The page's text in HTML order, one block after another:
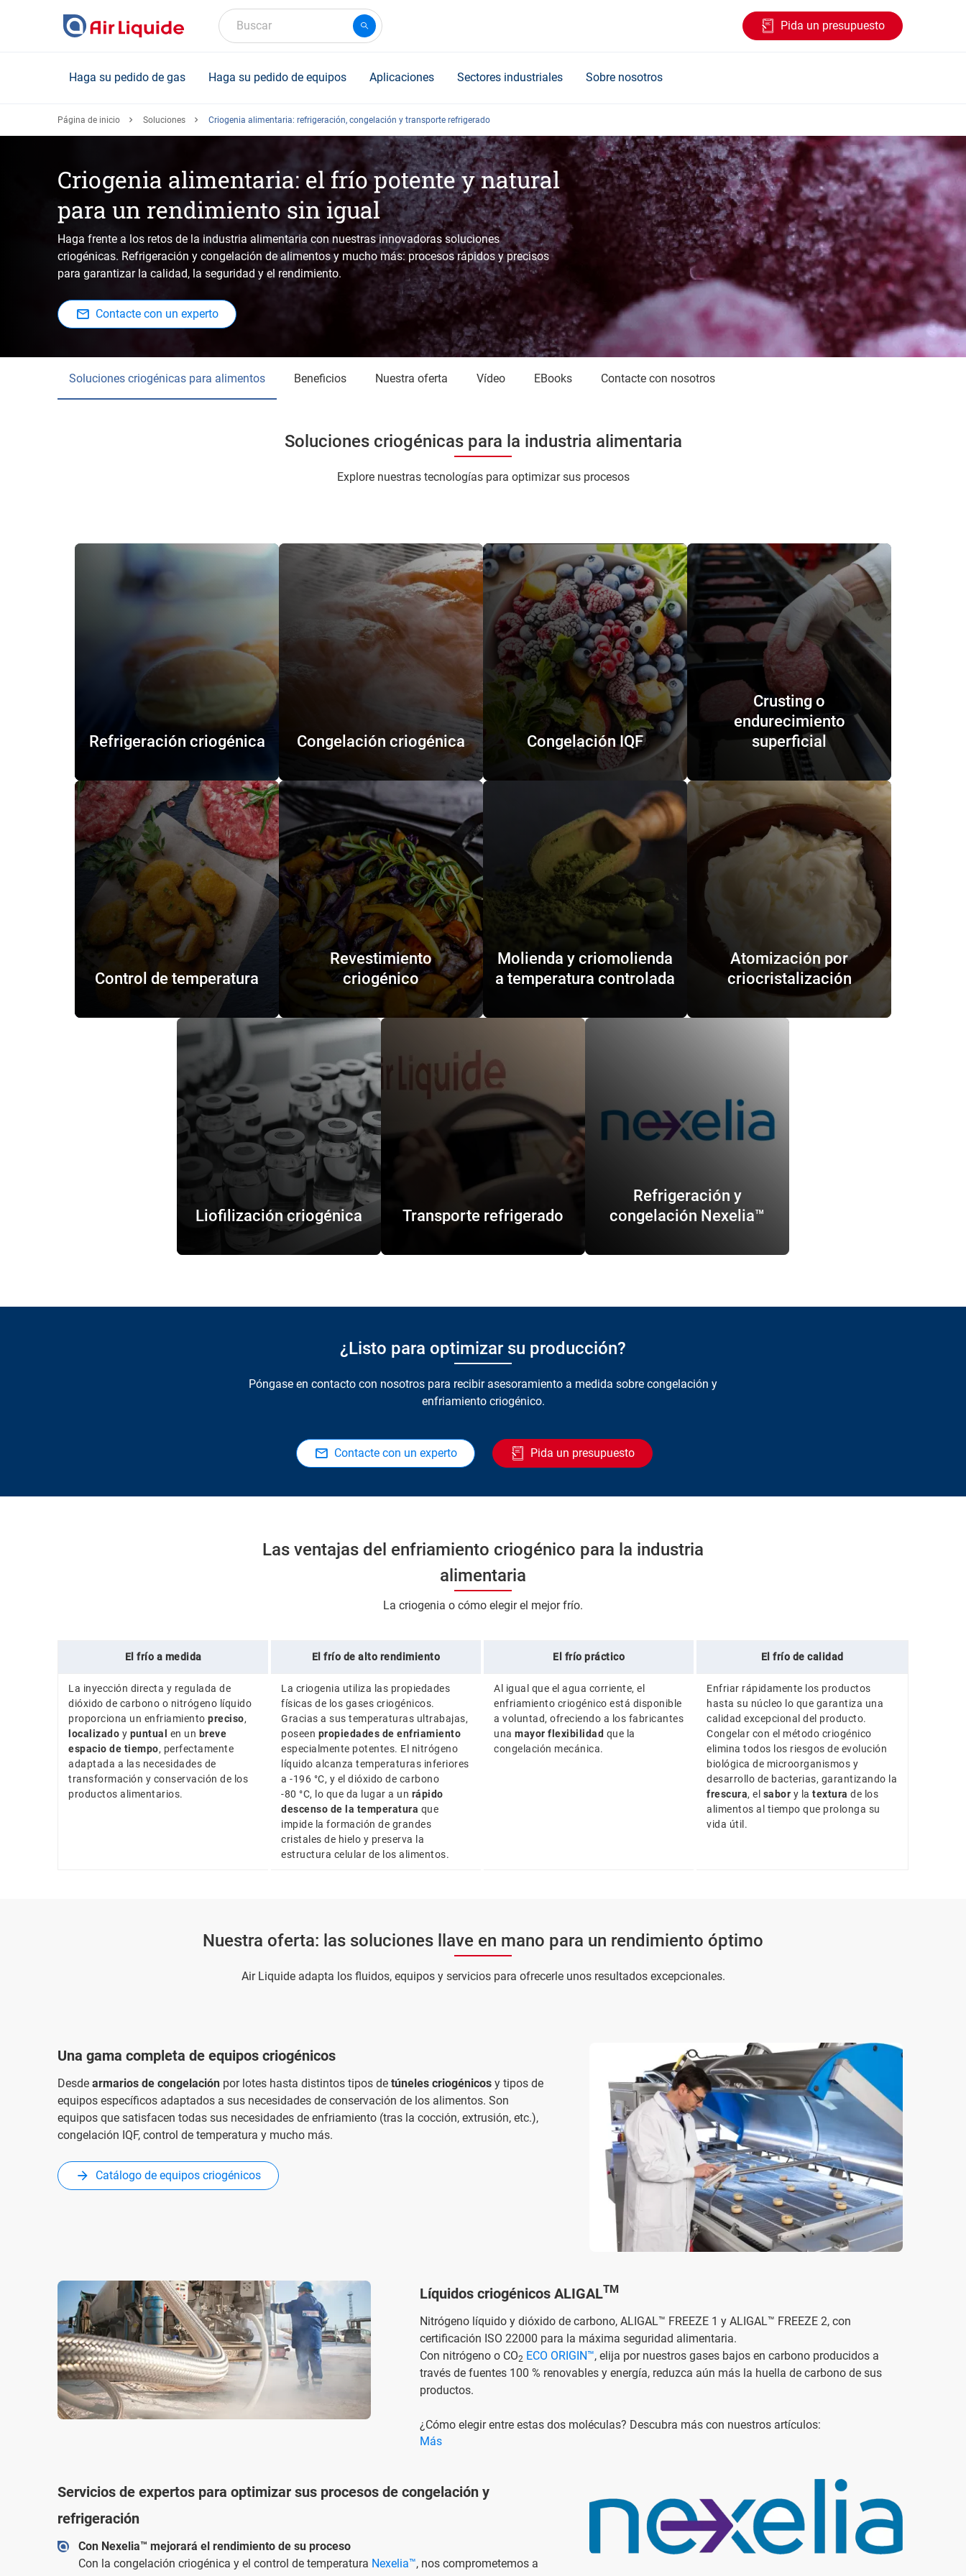
Buscar Pida un presupuesto
Haga su pedido de gas Haga su pedido de equipos Aplicaciones Sectores industriales Sobre nosotros
Página de inicio Soluciones Criogenia alimentaria: refrigeración, congelación y transporte refrigerado
Criogenia alimentaria: el frío potente y natural
para un rendimiento sin igual
Haga frente a los retos de la industria alimentaria con nuestras innovadoras soluciones
criogénicas. Refrigeración y congelación de alimentos y mucho más: procesos rápidos y precisos
para garantizar la calidad, la seguridad y el rendimiento.
Contacte con un experto
Soluciones criogénicas para alimentos Beneficios Nuestra oferta Vídeo eBooks Contacte con nosotros
Soluciones criogénicas para la industria alimentaria
Explore nuestras tecnologías para optimizar sus procesos
Refrigeración criogénica Congelación criogénica Congelación IQF
Crusting o
endurecimiento
superficial
Control de temperatura
Revestimiento
criogénico
Molienda y criomolienda
a temperatura controlada
Atomización por
criocristalización
Liofilización criogénica Transporte refrigerado
Refrigeración y
congelación Nexelia™
¿Listo para optimizar su producción?
Póngase en contacto con nosotros para recibir asesoramiento a medida sobre congelación y
enfriamiento criogénico.
Contacte con un experto Pida un presupuesto
Las ventajas del enfriamiento criogénico para la industria
alimentaria
La criogenia o cómo elegir el mejor frío.
El frío a medida El frío de alto rendimiento El frío práctico El frío de calidad
La inyección directa y regulada de
dióxido de carbono o nitrógeno líquido
proporciona un enfriamiento preciso,
localizado y puntual en un breve
espacio de tiempo, perfectamente
adaptada a las necesidades de
transformación y conservación de los
productos alimentarios.
La criogenia utiliza las propiedades
físicas de los gases criogénicos.
Gracias a sus temperaturas ultrabajas,
poseen propiedades de enfriamiento
especialmente potentes. El nitrógeno
líquido alcanza temperaturas inferiores
a -196 °C, y el dióxido de carbono
-80 °C, lo que da lugar a un rápido
descenso de la temperatura que
impide la formación de grandes
cristales de hielo y preserva la
estructura celular de los alimentos.
Al igual que el agua corriente, el
enfriamiento criogénico está disponible
a voluntad, ofreciendo a los fabricantes
una mayor flexibilidad que la
congelación mecánica.
Enfriar rápidamente los productos
hasta su núcleo lo que garantiza una
calidad excepcional del producto.
Congelar con el método criogénico
elimina todos los riesgos de evolución
biológica de microorganismos y
desarrollo de bacterias, garantizando la
frescura, el sabor y la textura de los
alimentos al tiempo que prolonga su
vida útil.
Nuestra oferta: las soluciones llave en mano para un rendimiento óptimo
Air Liquide adapta los fluidos, equipos y servicios para ofrecerle unos resultados excepcionales.
Una gama completa de equipos criogénicos
Desde armarios de congelación por lotes hasta distintos tipos de túneles criogénicos y tipos de
equipos específicos adaptados a sus necesidades de conservación de los alimentos. Son
equipos que satisfacen todas sus necesidades de enfriamiento (tras la cocción, extrusión, etc.),
congelación IQF, control de temperatura y mucho más.
Catálogo de equipos criogénicos
Líquidos criogénicos ALIGALTM
Nitrógeno líquido y dióxido de carbono, ALIGAL™ FREEZE 1 y ALIGAL™ FREEZE 2, con
certificación ISO 22000 para la máxima seguridad alimentaria.
Con nitrógeno o CO2 ECO ORIGIN™, elija por nuestros gases bajos en carbono producidos a
través de fuentes 100 % renovables y energía, reduzca aún más la huella de carbono de sus
productos.
¿Cómo elegir entre estas dos moléculas? Descubra más con nuestros artículos:
Más
Servicios de expertos para optimizar sus procesos de congelación y
refrigeración
Con Nexelia™ mejorará el rendimiento de su proceso
Con la congelación criogénica y el control de temperatura Nexelia™, nos comprometemos a